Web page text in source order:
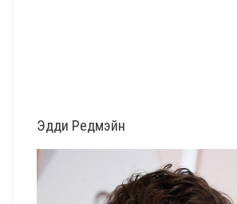
Эдди Редмэйн